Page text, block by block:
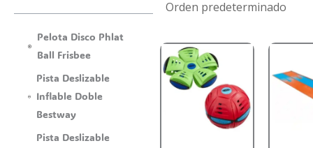
Pelota Disco Phlat
Ball Frisbee
Pista Deslizable
Inflable Doble
Bestway
Pista Deslizable